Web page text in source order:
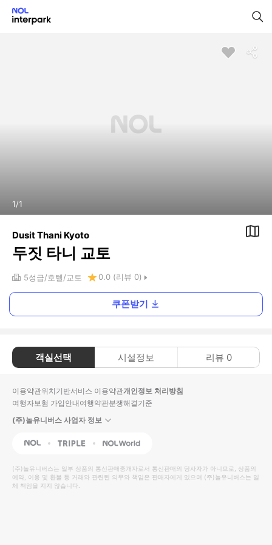
1/1
Dusit Thani Kyoto
두짓 타니 교토
5성급 호텔 교토 0.0 (리뷰 0)
쿠폰받기
객실선택 시설정보 리뷰 0
이용약관위치기반서비스 이용약관개인정보 처리방침
여행자보험 가입안내여행약관분쟁해결기준
(주)놀유니버스 사업자 정보
NOL Triple Interpark Global
(주)놀유니버스는 일부 상품의 통신판매중개자로서 통신판매의 당사자가 아니므로, 상품의
예약, 이용 및 환불 등 거래와 관련된 의무와 책임은 판매자에게 있으며 (주)놀유니버스는 일
체 책임을 지지 않습니다.